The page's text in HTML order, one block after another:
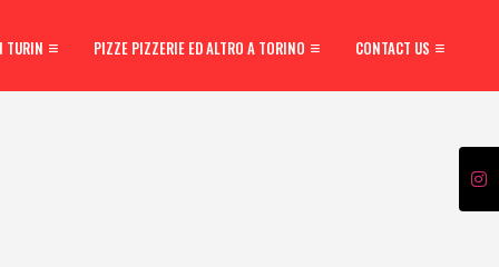
TURIN PIZZE PIZZERIE ED ALTRO A TORINO CONTACT US